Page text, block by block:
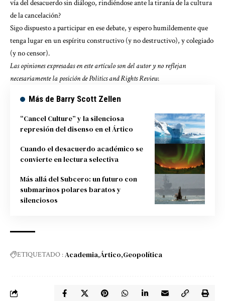
vía del desacuerdo sin diálogo, rindiéndose ante la tiranía de la cultura
de la cancelación?
Sigo dispuesto a participar en ese debate, y espero humildemente que
tenga lugar en un espíritu constructivo (y no destructivo), y colegiado
(y no censor).
Las opiniones expresadas en este artículo son del autor y no reflejan
necesariamente la posición de Politics and Rights Review.
Más de Barry Scott Zellen
“Cancel Culture” y la silenciosa
represión del disenso en el Ártico
Cuando el desacuerdo académico se
convierte en lectura selectiva
Más allá del Subcero: un futuro con
submarinos polares baratos y
silenciosos
ETIQUETADO :Academia Ártico Geopolítica